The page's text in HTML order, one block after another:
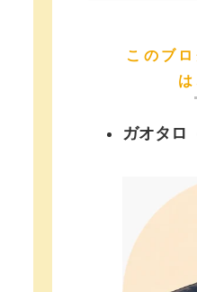
このブ
ガオタロ